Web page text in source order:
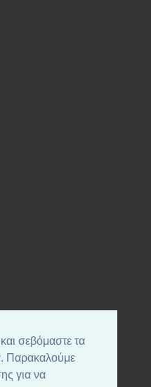
σεβόμαστε τα
Παρακαλούμε
για να